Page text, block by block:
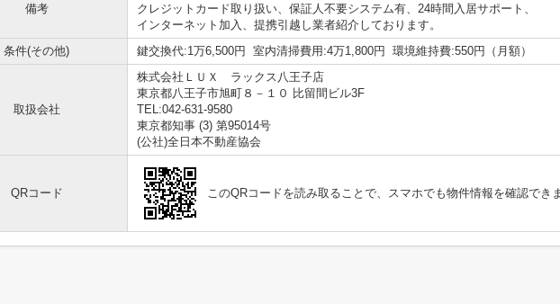
備考
クレジットカード取り扱い、保証人不要システム有、24時間入居サポート、
インターネット加入、提携引越し業者紹介しております。
条件(その他)
鍵交換代:1万6,500円 室内清掃費用:4万1,800円 環境維持費:550円（月額）
取扱会社
株式会社ＬＵＸ ラックス八王子店
東京都八王子市旭町８－１０ 比留間ビル3F
TEL:042-631-9580
東京都知事 (3) 第95014号
(公社)全日本不動産協会
QRコード このQRコードを読み取ることで、スマホでも物件情報を確認でき